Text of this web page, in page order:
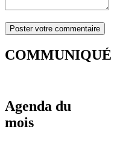
COMMUNIQUÉ
Agenda du
mois